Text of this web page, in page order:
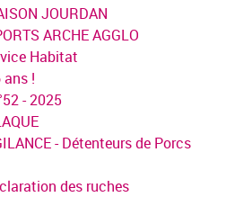
JOURDAN
ARCHE AGGLO
Habitat
ans !
- 2025
- Détenteurs de Porcs
des ruches